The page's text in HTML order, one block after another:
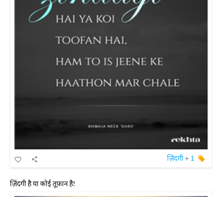
ज़िंदगी+ 1
ज़िंदगी है या कोई तूफ़ान है!